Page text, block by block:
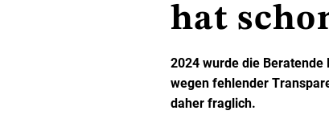
hat
2024 wurde die
wegen fehlender
daher fraglich.